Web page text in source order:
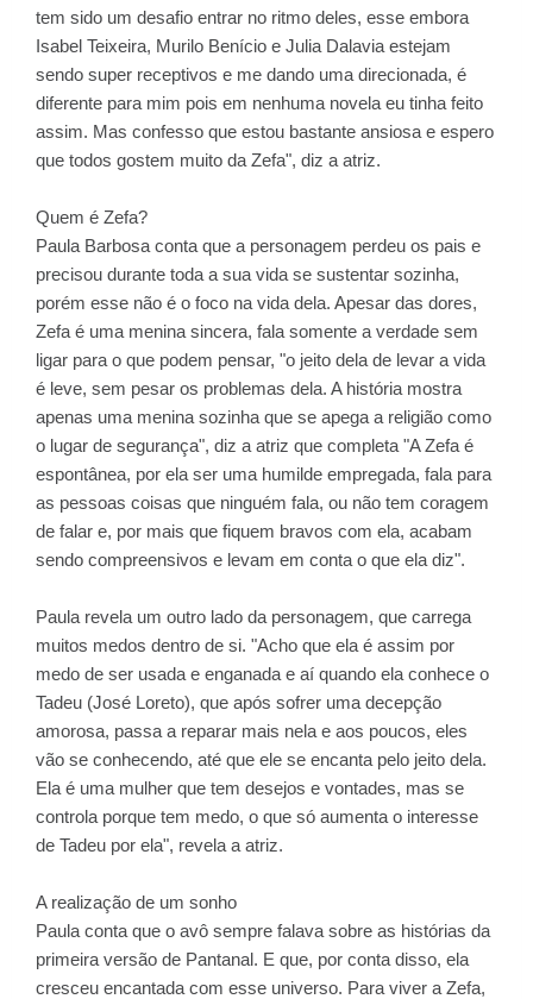
tem sido um desafio entrar no ritmo deles, esse embora
Isabel Teixeira, Murilo Benício e Julia Dalavia estejam
sendo super receptivos e me dando uma direcionada, é
diferente para mim pois em nenhuma novela eu tinha feito
assim. Mas confesso que estou bastante ansiosa e espero
que todos gostem muito da Zefa", diz a atriz.
Quem é Zefa?
Paula Barbosa conta que a personagem perdeu os pais e
precisou durante toda a sua vida se sustentar sozinha,
porém esse não é o foco na vida dela. Apesar das dores,
Zefa é uma menina sincera, fala somente a verdade sem
ligar para o que podem pensar, "o jeito dela de levar a vida
é leve, sem pesar os problemas dela. A história mostra
apenas uma menina sozinha que se apega a religião como
o lugar de segurança", diz a atriz que completa "A Zefa é
espontânea, por ela ser uma humilde empregada, fala para
as pessoas coisas que ninguém fala, ou não tem coragem
de falar e, por mais que fiquem bravos com ela, acabam
sendo compreensivos e levam em conta o que ela diz".
Paula revela um outro lado da personagem, que carrega
muitos medos dentro de si. "Acho que ela é assim por
medo de ser usada e enganada e aí quando ela conhece o
Tadeu (José Loreto), que após sofrer uma decepção
amorosa, passa a reparar mais nela e aos poucos, eles
vão se conhecendo, até que ele se encanta pelo jeito dela.
Ela é uma mulher que tem desejos e vontades, mas se
controla porque tem medo, o que só aumenta o interesse
de Tadeu por ela", revela a atriz.
A realização de um sonho
Paula conta que o avô sempre falava sobre as histórias da
primeira versão de Pantanal. E que, por conta disso, ela
cresceu encantada com esse universo. Para viver a Zefa,